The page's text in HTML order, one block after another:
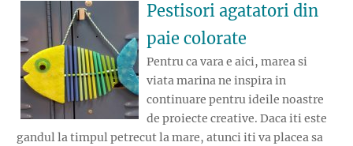
Pestisori agatatori din
paie colorate
Pentru ca vara e aici, marea si
viata marina ne inspira in
continuare pentru ideile noastre
de proiecte creative. Daca iti este
gandul la timpul petrecut la mare, atunci iti va placea sa